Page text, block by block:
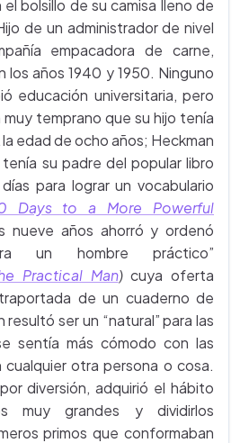
bolsillo de su camisa lleno de
de un administrador de nivel
empacadora de carne,
los años 1940 y 1950. Ninguno
educación universitaria, pero
temprano que su hijo tenía
edad de ocho años; Heckman
su padre del popular libro
para lograr un vocabulario
Days to a More Powerful
nueve años ahorró y ordenó
un hombre práctico”
Practical Man)cuya oferta
de un cuaderno de
ser un “natural” para las
sentía más cómodo con las
otra persona o cosa.
diversión, adquirió el hábito
muy grandes y dividirlos
primos que conformaban